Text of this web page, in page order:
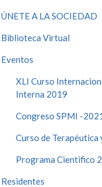
ÚNETE A LA SOCIEDAD
Biblioteca Virtual
Eventos
XLI Curso
Interna 2019
Congreso SPMI -
Curso de
Programa Cientifico
Residentes